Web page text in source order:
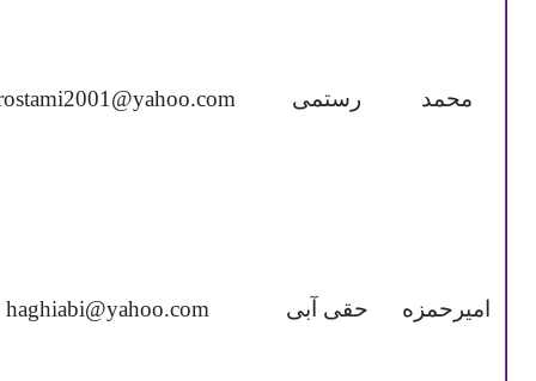
محمد رستمی
امیرحمزه حقی آبی haghiabi@yahoo.com